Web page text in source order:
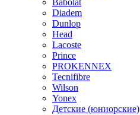
Diadem
Dunlop
Head
Lacoste
Prince
PROKENNEX
Tecnifibre
Wilson
Yonex
Детские (юниорские)